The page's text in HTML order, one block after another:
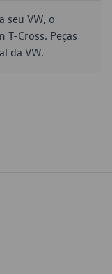
seu VW, o
Cross. Peças
da VW.